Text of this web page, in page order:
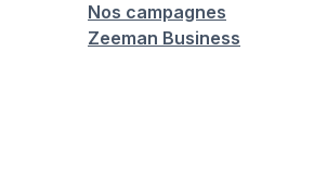
Nos campagnes
Zeeman Business